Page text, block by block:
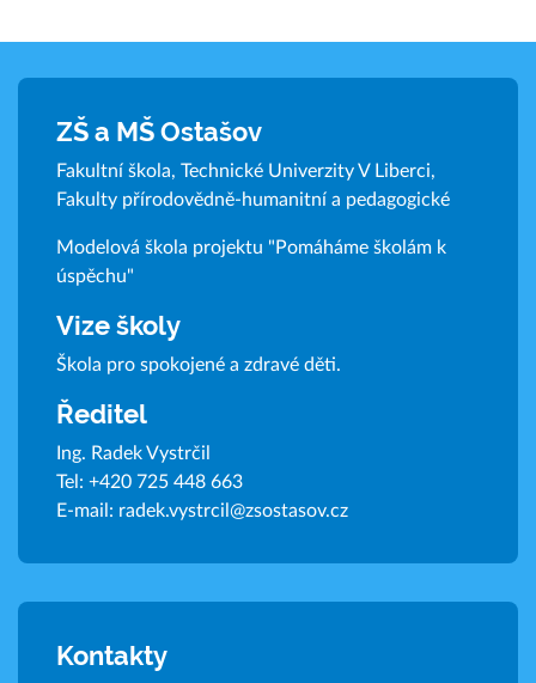
ZŠ a MŠ Ostašov
Fakultní škola, Technické Univerzity V Liberci,
Fakulty přírodovědně-humanitní a pedagogické
Modelová škola projektu "Pomáháme školám k
úspěchu"
Vize školy
Škola pro spokojené a zdravé děti.
Ředitel
Ing. Radek Vystrčil
Tel: +420 725 448 663
E-mail: radek.vystrcil@zsostasov.cz
Kontakty